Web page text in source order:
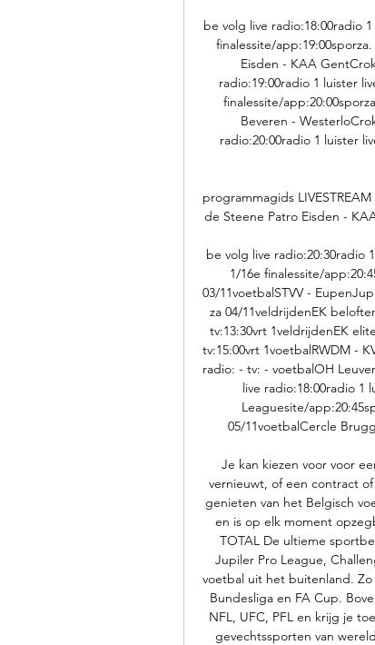
be volg live radio:18:00radio
finalessite/
Eisden - KAA
radio:19:00radio 1 luister
finalessite/
Beveren -
radio:20:00radio 1 luister
programmagids
de Steene Patro Eisden -
be volg live radio:20:30radio
1/16e finalessite/
03/11voetbalSTVV -
za 04/11veldrijdenEK
tv:13:30vrt 1veldrijdenEK
tv:15:00vrt 1voetbalRWDM -
radio: - tv: - voetbalOH
live radio:18:00radio 1
Leaguesite/
05/11voetbalCercle
Je kan kiezen voor voor
vernieuwt, of een contract
genieten van het Belgisch
en is op elk moment
TOTAL De ultieme
Jupiler Pro League,
voetbal uit het buitenland.
Bundesliga en FA Cup.
NFL, UFC, PFL en krijg je
gevechtssporten van